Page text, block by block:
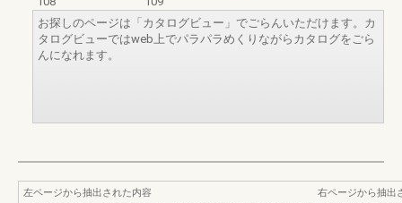
お探しのページは「カタログビュー」でごらんいただけます。カ
タログビューではweb上でパラパラめくりながらカタログをごら
んになれます。
左ページから抽出された内容
右ページから抽出